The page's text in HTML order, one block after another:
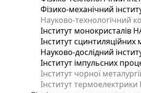
Фізико-механічний
Науково-технологічний
Інститут монокристалів
Інститут сцинтиляційних
Науково-дослідний
Інститут імпульсних
Інститут чорної
Інститут